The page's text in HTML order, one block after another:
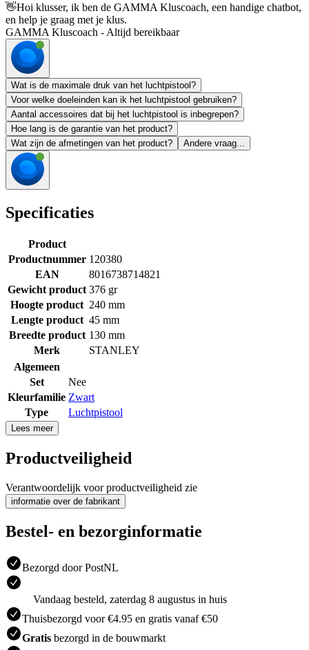
👋Hoi klusser, ik ben de GAMMA Kluscoach, een handige chatbot,
en help je graag met je klus.
GAMMA Kluscoach - Altijd bereikbaar
Wat is de maximale druk van het luchtpistool?
Voor welke doeleinden kan ik het luchtpistool gebruiken?
Aantal accessoires dat bij het luchtpistool is inbegrepen?
Hoe lang is de garantie van het product?
Wat zijn de afmetingen van het product?
Andere vraag...
Specificaties
Product
Productnummer 120380
EAN
8016738714821
Gewicht product 376 gr
Hoogte product 240 mm
Lengte product 45 mm
Breedte product 130 mm
Merk
STANLEY
Algemeen
Set
Nee
Kleurfamilie Zwart
Type
Luchtpistool
Lees meer
Productveiligheid
Verantwoordelijk voor productveiligheid zie
informatie over de fabrikant
Bestel- en bezorginformatie
Bezorgd door PostNL
Vandaag besteld, zaterdag 8 augustus in huis
Thuisbezorgd voor €4.95 en gratis vanaf €50
Gratis bezorgd in de bouwmarkt